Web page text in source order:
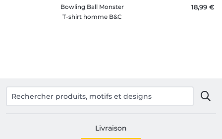
Bowling Ball Monster
T-shirt homme B&C
18,99 €
Livraison